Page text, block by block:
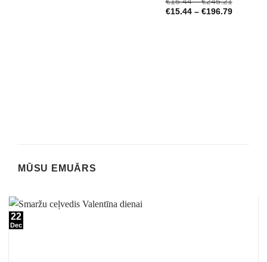
ar4.72 no 5
€15.44– €196.79
MŪSU EMUĀRS
22
Dec